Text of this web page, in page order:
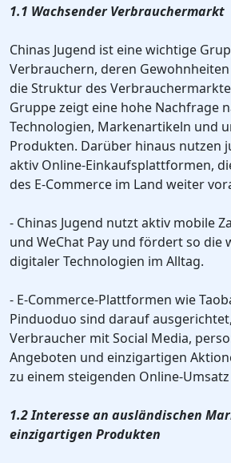
1.1 Wachsender Verbrauchermarkt
Chinas Jugend ist eine wichtige
Verbrauchern, deren
die Struktur des
Gruppe zeigt eine hohe Nachfrage
Technologien, Markenartikeln und
Produkten. Darüber hinaus nutzen
aktiv Online-Einkaufsplattformen,
des E-Commerce im Land weiter
- Chinas Jugend nutzt aktiv mobile
und WeChat Pay und fördert so die
digitaler Technologien im Alltag.
- E-Commerce-Plattformen wie
Pinduoduo sind darauf
Verbraucher mit Social Media,
Angeboten und einzigartigen
zu einem steigenden Online-
1.2 Interesse an ausländischen
einzigartigen Produkten